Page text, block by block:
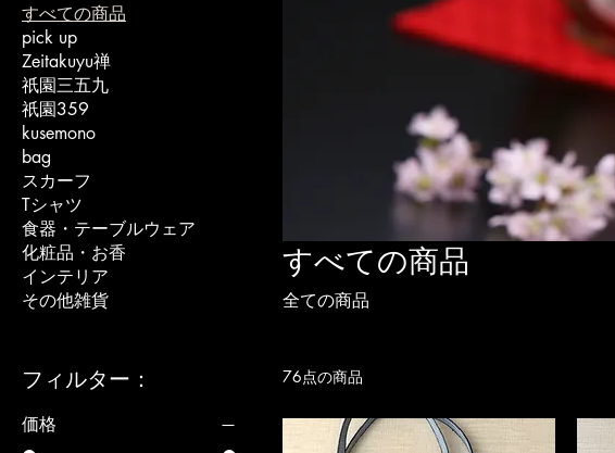
すべての商品
pick up
Zeitakuyu禅
祇園三五九
祇園359
kusemono
bag
スカーフ
Tシャツ
食器・テーブルウェア
化粧品・お香
インテリア
その他雑貨
フィルター：
価格
すべての商品
全ての商品
76点の商品